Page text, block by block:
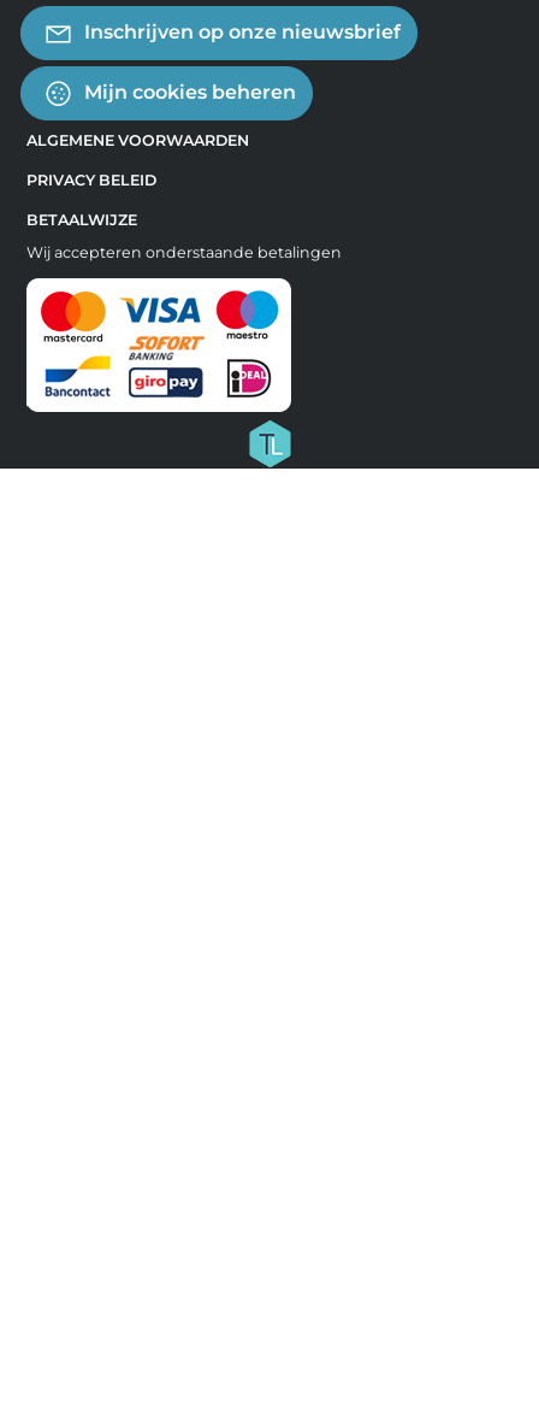
Inschrijven op onze nieuwsbrief
Mijn cookies beheren
ALGEMENE VOORWAARDEN
PRIVACY BELEID
BETAALWIJZE
Wij accepteren onderstaande betalingen